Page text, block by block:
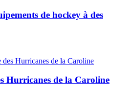
de hockey à des
Hurricanes de la Caroline